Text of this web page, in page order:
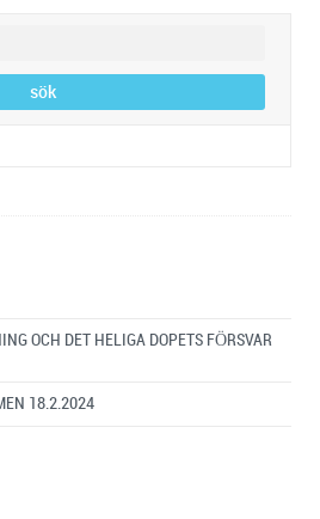
OCH DET HELIGA DOPETS FÖRSVAR
18.2.2024